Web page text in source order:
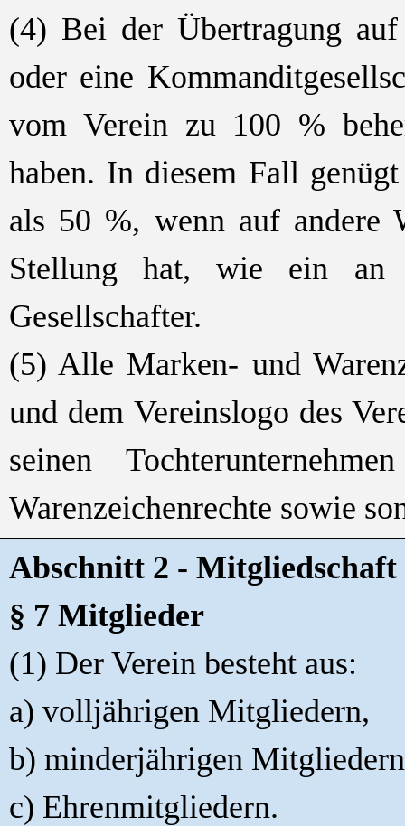
(4) Bei der Übertragung
oder eine
vom Verein zu 100 %
haben. In diesem Fall
als 50 %, wenn auf andere
Stellung hat, wie ein an
Gesellschafter.
(5) Alle Marken- und
und dem Vereinslogo des
seinen
Warenzeichenrechte sowie
Abschnitt 2 - Mitgliedschaft
§ 7 Mitglieder
(1) Der Verein besteht aus:
a) volljährigen Mitgliedern,
b) minderjährigen
c) Ehrenmitgliedern.